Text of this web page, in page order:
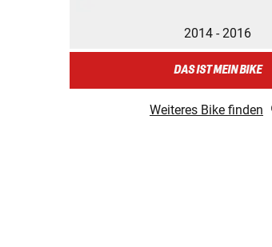
2014 - 2016
DAS IST MEIN BIKE
Weiteres Bike finden